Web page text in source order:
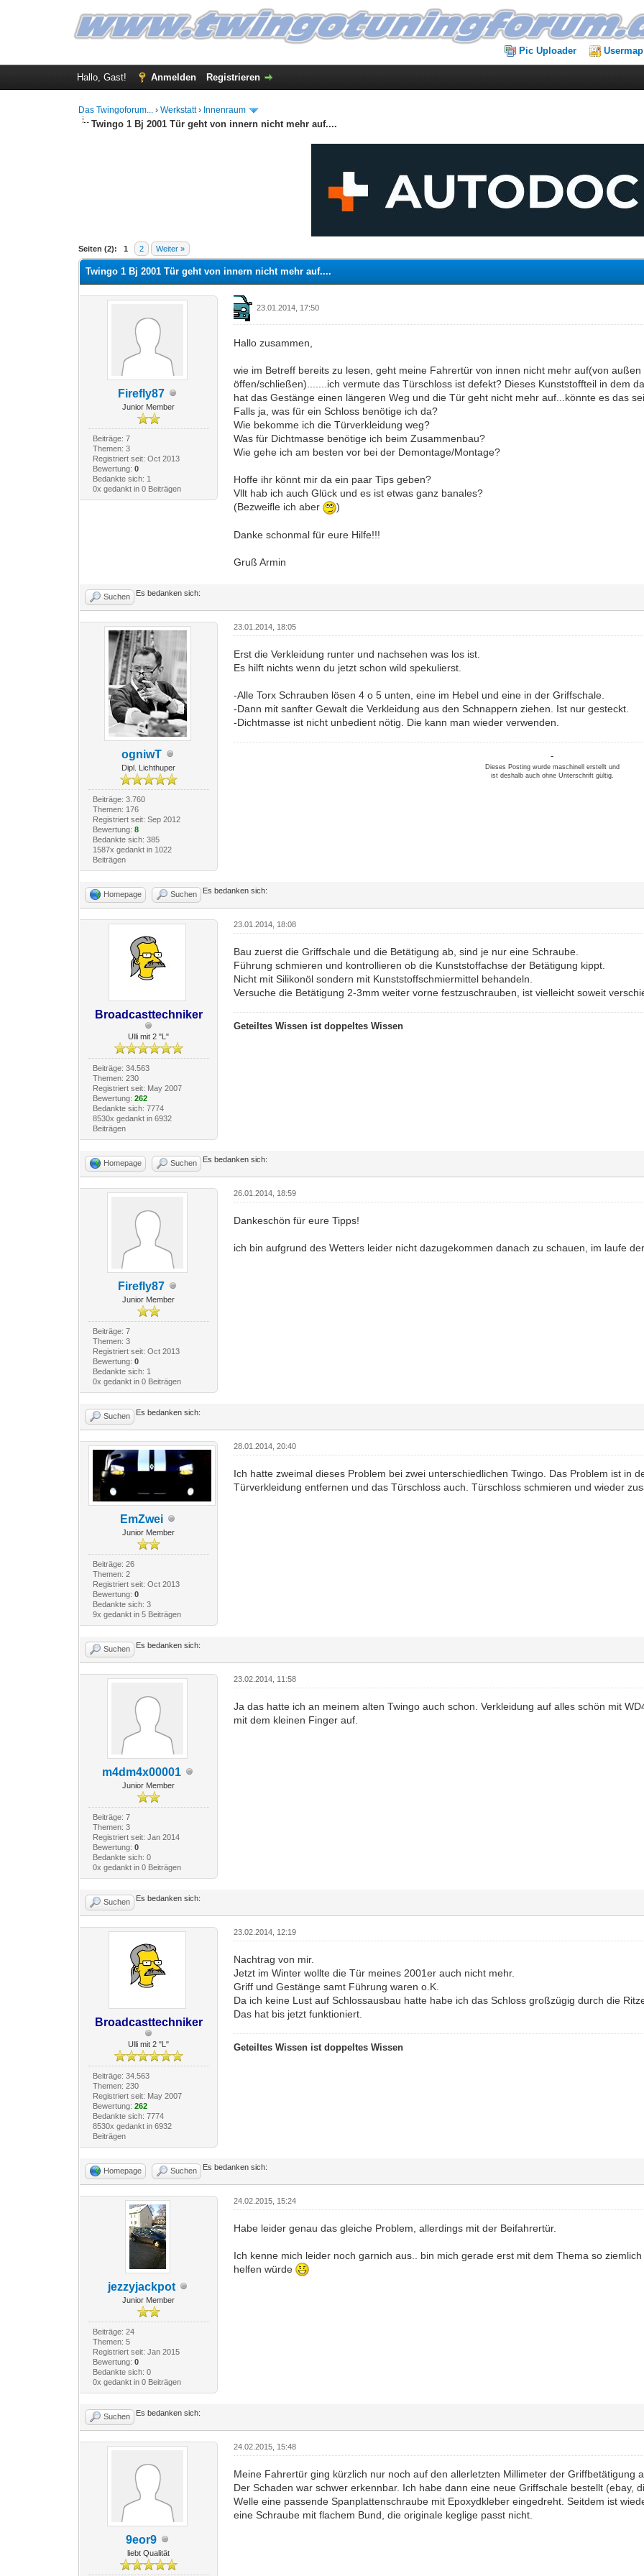
Pic Uploader Usermap
Hallo, Gast! Anmelden Registrieren
Das Twingoforum... ›Werkstatt› Innenraum
Twingo 1 Bj 2001 Tür geht von innern nicht mehr auf....
Seiten (2): 1 2 Weiter »
0 Bewertung(en) - 0 im Durchschnitt
1
2
3
4
5
Twingo 1 Bj 2001 Tür geht von innern nicht mehr auf....
Firefly87
Junior Member
Beiträge: 7
Themen: 3
Registriert seit: Oct 2013
Bewertung: 0
Bedankte sich: 1
0x gedankt in 0 Beiträgen
23.01.2014, 17:50
Hallo zusammen,
wie im Betreff bereits zu lesen, geht meine Fahrertür von innen nicht mehr auf(von
öffen/schließen).......ich vermute das Türschloss ist defekt? Dieses Kunststoffteil in dem
hat das Gestänge einen längeren Weg und die Tür geht nicht mehr auf...könnte es das
Falls ja, was für ein Schloss benötige ich da?
Wie bekomme ich die Türverkleidung weg?
Was für Dichtmasse benötige ich beim Zusammenbau?
Wie gehe ich am besten vor bei der Demontage/Montage?
Hoffe ihr könnt mir da ein paar Tips geben?
Vllt hab ich auch Glück und es ist etwas ganz banales?
(Bezweifle ich aber
)
Danke schonmal für eure Hilfe!!!
Gruß Armin
Suchen Es bedanken sich:
ogniwT
Dipl. Lichthuper
Beiträge: 3.760
Themen: 176
Registriert seit: Sep 2012
Bewertung: 8
Bedankte sich: 385
1587x gedankt in 1022
Beiträgen
23.01.2014, 18:05
Erst die Verkleidung runter und nachsehen was los ist.
Es hilft nichts wenn du jetzt schon wild spekulierst.
-Alle Torx Schrauben lösen 4 o 5 unten, eine im Hebel und eine in der Griffschale.
-Dann mit sanfter Gewalt die Verkleidung aus den Schnappern ziehen. Ist nur gesteckt.
-Dichtmasse ist nicht unbedient nötig. Die kann man wieder verwenden.
-
Dieses Posting wurde maschinell erstellt und
ist deshalb auch ohne Unterschrift gültig.
Homepage Suchen Es bedanken sich:
Broadcasttechniker
Ulli mit 2 "L"
Beiträge: 34.563
Themen: 230
Registriert seit: May 2007
Bewertung: 262
Bedankte sich: 7774
8530x gedankt in 6932
Beiträgen
23.01.2014, 18:08
Bau zuerst die Griffschale und die Betätigung ab, sind je nur eine Schraube.
Führung schmieren und kontrollieren ob die Kunststoffachse der Betätigung kippt.
Nicht mit Silikonöl sondern mit Kunststoffschmiermittel behandeln.
Versuche die Betätigung 2-3mm weiter vorne festzuschrauben, ist vielleicht soweit
Geteiltes Wissen ist doppeltes Wissen
Homepage Suchen Es bedanken sich:
Firefly87
Junior Member
Beiträge: 7
Themen: 3
Registriert seit: Oct 2013
Bewertung: 0
Bedankte sich: 1
0x gedankt in 0 Beiträgen
26.01.2014, 18:59
Dankeschön für eure Tipps!
ich bin aufgrund des Wetters leider nicht dazugekommen danach zu schauen, im laufe
Suchen Es bedanken sich:
EmZwei
Junior Member
Beiträge: 26
Themen: 2
Registriert seit: Oct 2013
Bewertung: 0
Bedankte sich: 3
9x gedankt in 5 Beiträgen
28.01.2014, 20:40
Ich hatte zweimal dieses Problem bei zwei unterschiedlichen Twingo. Das Problem ist in
Türverkleidung entfernen und das Türschloss auch. Türschloss schmieren und wieder
Suchen Es bedanken sich:
m4dm4x00001
Junior Member
Beiträge: 7
Themen: 3
Registriert seit: Jan 2014
Bewertung: 0
Bedankte sich: 0
0x gedankt in 0 Beiträgen
23.02.2014, 11:58
Ja das hatte ich an meinem alten Twingo auch schon. Verkleidung auf alles schön mit
mit dem kleinen Finger auf.
Suchen Es bedanken sich:
Broadcasttechniker
Ulli mit 2 "L"
Beiträge: 34.563
Themen: 230
Registriert seit: May 2007
Bewertung: 262
Bedankte sich: 7774
8530x gedankt in 6932
Beiträgen
23.02.2014, 12:19
Nachtrag von mir.
Jetzt im Winter wollte die Tür meines 2001er auch nicht mehr.
Griff und Gestänge samt Führung waren o.K.
Da ich keine Lust auf Schlossausbau hatte habe ich das Schloss großzügig durch die
Das hat bis jetzt funktioniert.
Geteiltes Wissen ist doppeltes Wissen
Homepage Suchen Es bedanken sich:
jezzyjackpot
Junior Member
Beiträge: 24
Themen: 5
Registriert seit: Jan 2015
Bewertung: 0
Bedankte sich: 0
0x gedankt in 0 Beiträgen
24.02.2015, 15:24
Habe leider genau das gleiche Problem, allerdings mit der Beifahrertür.
Ich kenne mich leider noch garnich aus.. bin mich gerade erst mit dem Thema so
helfen würde
Suchen Es bedanken sich:
9eor9
liebt Qualität
24.02.2015, 15:48
Meine Fahrertür ging kürzlich nur noch auf den allerletzten Millimeter der Griffbetätigung
Der Schaden war schwer erkennbar. Ich habe dann eine neue Griffschale bestellt (ebay,
Welle eine passende Spanplattenschraube mit Epoxydkleber eingedreht. Seitdem ist
eine Schraube mit flachem Bund, die originale keglige passt nicht.